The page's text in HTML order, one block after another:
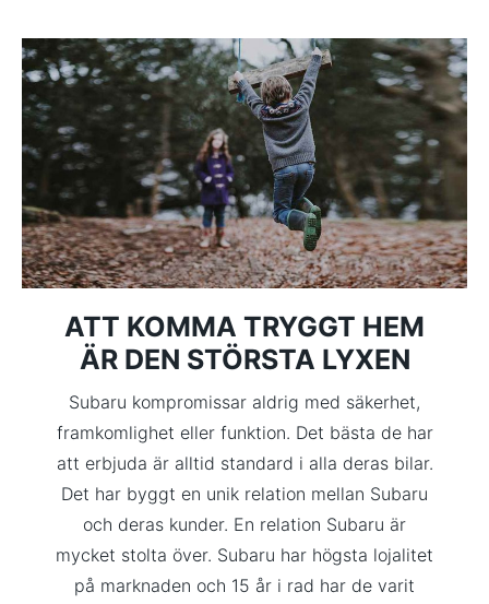
ATT KOMMA TRYGGT HEM
ÄR DEN STÖRSTA LYXEN
Subaru kompromissar aldrig med säkerhet,
framkomlighet eller funktion. Det bästa de har
att erbjuda är alltid standard i alla deras bilar.
Det har byggt en unik relation mellan Subaru
och deras kunder. En relation Subaru är
mycket stolta över. Subaru har högsta lojalitet
på marknaden och 15 år i rad har de varit